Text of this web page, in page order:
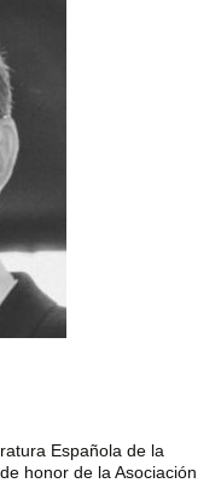
Española de la
honor de la Asociación